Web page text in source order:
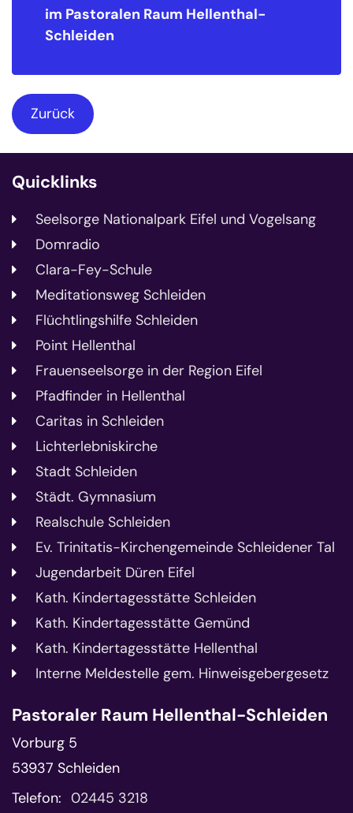
im Pastoralen Raum Hellenthal-
Schleiden
Zurück
Quicklinks
Seelsorge Nationalpark Eifel und Vogelsang
Domradio
Clara-Fey-Schule
Meditationsweg Schleiden
Flüchtlingshilfe Schleiden
Point Hellenthal
Frauenseelsorge in der Region Eifel
Pfadfinder in Hellenthal
Caritas in Schleiden
Lichterlebniskirche
Stadt Schleiden
Städt. Gymnasium
Realschule Schleiden
Ev. Trinitatis-Kirchengemeinde Schleidener Tal
Jugendarbeit Düren Eifel
Kath. Kindertagesstätte Schleiden
Kath. Kindertagesstätte Gemünd
Kath. Kindertagesstätte Hellenthal
Interne Meldestelle gem. Hinweisgebergesetz
Pastoraler Raum Hellenthal-Schleiden
Vorburg 5
53937 Schleiden
Telefon: 02445 3218